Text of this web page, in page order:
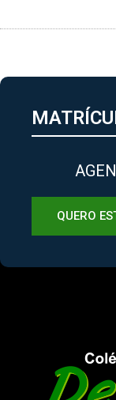
QUERO